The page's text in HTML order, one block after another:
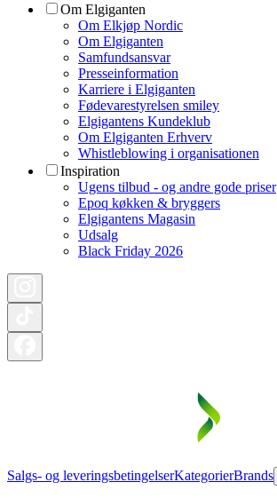
Om Elgiganten
Om Elkjøp Nordic
Om Elgiganten
Samfundsansvar
Presseinformation
Karriere i Elgiganten
Fødevarestyrelsen smiley
Elgigantens Kundeklub
Om Elgiganten Erhverv
Whistleblowing i organisationen
Inspiration
Ugens tilbud - og andre gode priser
Epoq køkken & bryggers
Elgigantens Magasin
Udsalg
Black Friday 2026
Salgs- og leveringsbetingelserKategorierBrands